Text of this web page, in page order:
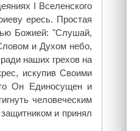
I Вселенского
ересь. Простая
Божией: "Слушай,
и Духом небо,
наших грехов на
искупив Своими
Он Единосущен и
человеческим
и принял